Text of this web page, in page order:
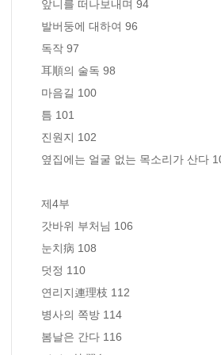
앞니를 떠나보내며 94
발버둥에 대하여 96
독작 97
耳順의 술독 98
마음길 100
틈 101
진원지 102
옆집에는 얼굴 없는 목소리가 산다
제4부
갓바위 부처님 106
눈치病 108
덧정 110
연리지連理枝 112
병사의 쪽방 114
봄날은 간다 116